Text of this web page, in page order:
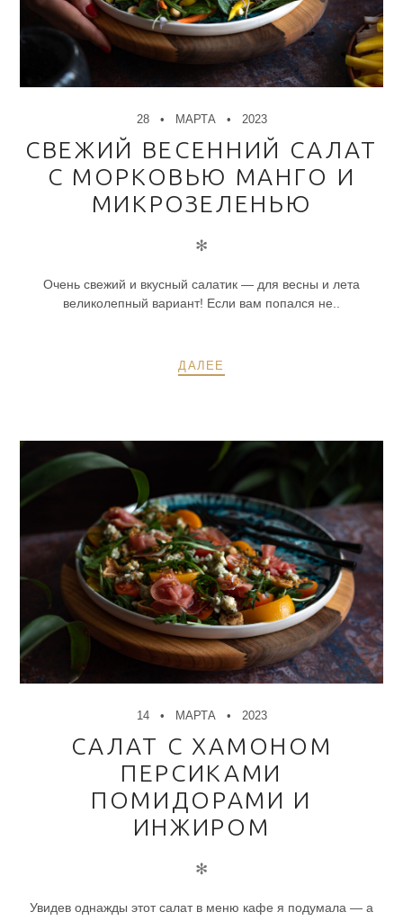
28 МАРТА 2023
СВЕЖИЙ ВЕСЕННИЙ САЛАТ
С МОРКОВЬЮ МАНГО И
МИКРОЗЕЛЕНЬЮ
✻
Очень свежий и вкусный салатик — для весны и лета
великолепный вариант! Если вам попался не..
ДАЛЕЕ
14 МАРТА 2023
САЛАТ С ХАМОНОМ
ПЕРСИКАМИ
ПОМИДОРАМИ И
ИНЖИРОМ
✻
Увидев однажды этот салат в меню кафе я подумала — а